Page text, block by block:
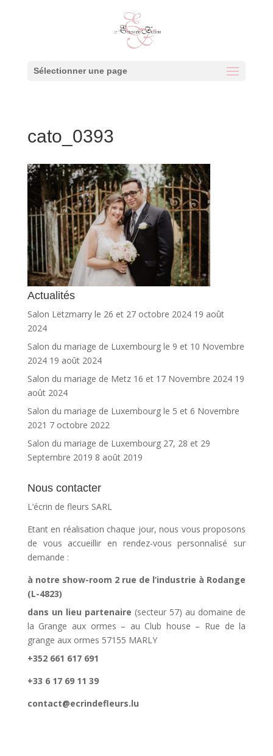
Sélectionner une page
cato_0393
Actualités
Salon Lëtzmarry le 26 et 27 octobre 2024 19 août
2024
Salon du mariage de Luxembourg le 9 et 10 Novembre
2024 19 août 2024
Salon du mariage de Metz 16 et 17 Novembre 2024 19
août 2024
Salon du mariage de Luxembourg le 5 et 6 Novembre
2021 7 octobre 2022
Salon du mariage de Luxembourg 27, 28 et 29
Septembre 2019 8 août 2019
Nous contacter
L’écrin de fleurs SARL
Etant en réalisation chaque jour, nous vous proposons
de vous accueillir en rendez-vous personnalisé sur
demande :
à notre show-room 2 rue de l’industrie à Rodange
(L-4823)
dans un lieu partenaire (secteur 57) au domaine de
la Grange aux ormes – au Club house – Rue de la
grange aux ormes 57155 MARLY
+352 661 617 691
+33 6 17 69 11 39
contact@ecrindefleurs.lu